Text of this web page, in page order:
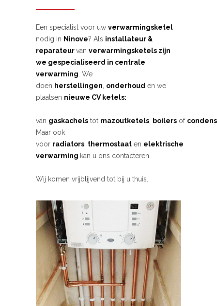
Een specialist voor uw verwarmingsketel
nodig in Ninove? Als installateur &
reparateurvan verwarmingsketels zijn
we gespecialiseerd in centrale
verwarming . We
doen herstellingen onderhoud en we
plaatsen nieuwe CV ketels:
van gaskachels tot mazoutketels boilers of
Maar ook
voor radiators thermostaat en elektrische
verwarming kan u ons contacteren.
Wij komen vrijblijvend tot bij u thuis.